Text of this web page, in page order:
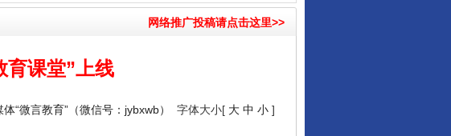
网络推广投稿请点击这里>>
课堂”上线
“微言教育”（微信号：jybxwb） 字体大小[ 大 中 小 ]